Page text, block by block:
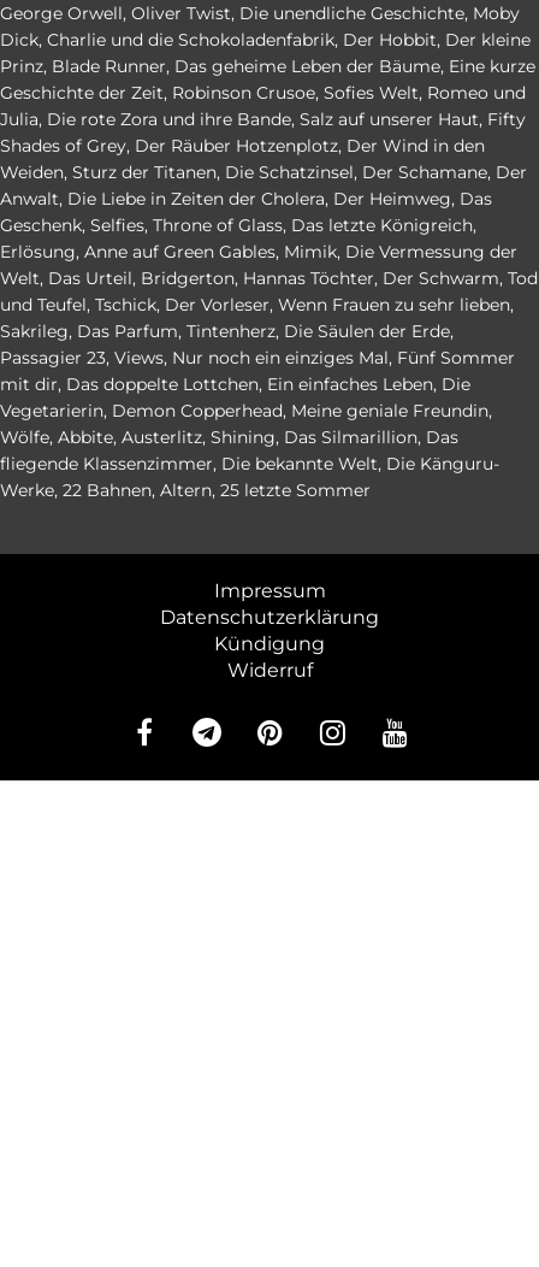
George Orwell, Oliver Twist, Die unendliche Geschichte, Moby
Dick, Charlie und die Schokoladenfabrik, Der Hobbit, Der kleine
Prinz, Blade Runner, Das geheime Leben der Bäume, Eine kurze
Geschichte der Zeit, Robinson Crusoe, Sofies Welt, Romeo und
Julia, Die rote Zora und ihre Bande, Salz auf unserer Haut, Fifty
Shades of Grey, Der Räuber Hotzenplotz, Der Wind in den
Weiden, Sturz der Titanen, Die Schatzinsel, Der Schamane, Der
Anwalt, Die Liebe in Zeiten der Cholera, Der Heimweg, Das
Geschenk, Selfies, Throne of Glass, Das letzte Königreich,
Erlösung, Anne auf Green Gables, Mimik, Die Vermessung der
Welt, Das Urteil, Bridgerton, Hannas Töchter, Der Schwarm, Tod
und Teufel, Tschick, Der Vorleser, Wenn Frauen zu sehr lieben,
Sakrileg, Das Parfum, Tintenherz, Die Säulen der Erde,
Passagier 23, Views, Nur noch ein einziges Mal, Fünf Sommer
mit dir, Das doppelte Lottchen, Ein einfaches Leben, Die
Vegetarierin, Demon Copperhead, Meine geniale Freundin,
Wölfe, Abbite, Austerlitz, Shining, Das Silmarillion, Das
fliegende Klassenzimmer, Die bekannte Welt, Die Känguru-
Werke, 22 Bahnen, Altern, 25 letzte Sommer
Impressum
Datenschutzerklärung
Kündigung
Widerruf